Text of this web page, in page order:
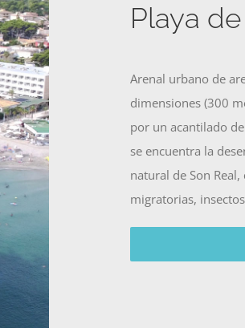
Playa
Arenal urbano de
dimensiones (300
por un acantilado
se encuentra la
natural de Son
migratorias,